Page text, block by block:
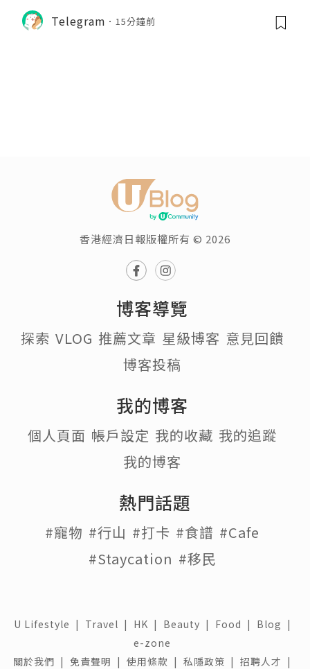
Telegram 15分鐘前
香港經濟日報版權所有 © 2026
博客導覽
探索 VLOG 推薦文章 星級博客 意見回饋
博客投稿
我的博客
個人頁面 帳戶設定 我的收藏 我的追蹤
我的博客
熱門話題
#寵物 #行山 #打卡 #食譜 #Cafe
#Staycation #移民
U Lifestyle | Travel | HK | Beauty | Food | Blog |
e-zone
關於我們 | 免責聲明 | 使用條款 | 私隱政策 | 招聘人才 |